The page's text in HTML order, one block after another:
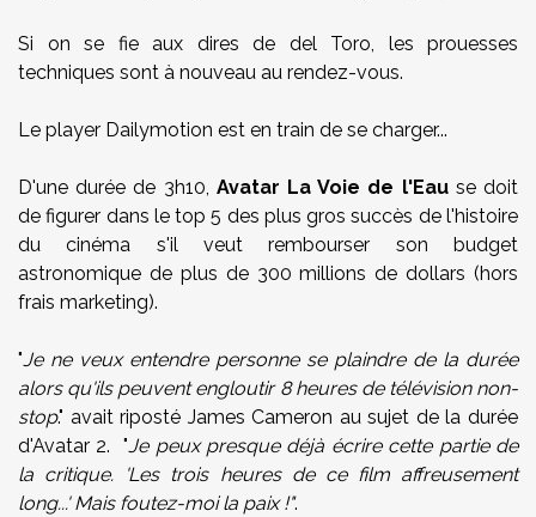
Si on se fie aux dires de del Toro, les prouesses
techniques sont à nouveau au rendez-vous.
Le player Dailymotion est en train de se charger...
D'une durée de 3h10, Avatar La Voie de l'Eause doit
de figurer dans le top 5 des plus gros succès de l'histoire
du cinéma s'il veut rembourser son budget
astronomique de plus de 300 millions de dollars (hors
frais marketing).
"Je ne veux entendre personne se plaindre de la durée
alors qu'ils peuvent engloutir 8 heures de télévision non-
stop." avait riposté James Cameron au sujet de la durée
d'Avatar 2. "Je peux presque déjà écrire cette partie de
la critique. 'Les trois heures de ce film affreusement
long...' Mais foutez-moi la paix !".